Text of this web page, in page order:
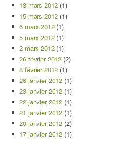
18 mars 2012 (1)
15 mars 2012 (1)
6 mars 2012 (1)
5 mars 2012 (1)
2 mars 2012 (1)
26 février 2012 (2)
8 février 2012 (1)
26 janvier 2012 (1)
23 janvier 2012 (1)
22 janvier 2012 (1)
21 janvier 2012 (1)
20 janvier 2012 (2)
17 janvier 2012 (1)